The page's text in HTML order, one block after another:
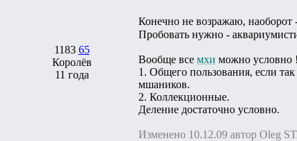
1183 65
Королёв
11 года
Конечно не возражаю,
Пробовать нужно -
Вообще все мхи можно условно
1. Общего пользования, если
мшаников.
2. Коллекционные.
Деление достаточно условно.
Изменено 10.12.09 автор Oleg